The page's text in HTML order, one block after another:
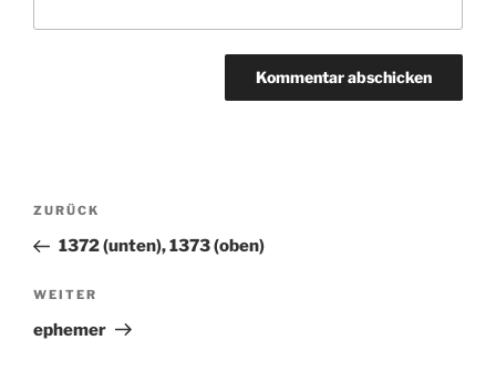
Beitragsnavigation
Vorheriger
Beitrag
ZURÜCK
1372 (unten), 1373 (oben)
Nächster
Beitrag
WEITER
ephemer